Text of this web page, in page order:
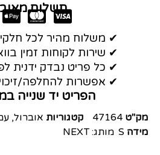
תשלום
✔ משלוח מהיר לכל
✔ שירות לקוחות זמין
✔ כל פריט נבדק ידנית
✔ אפשרות להחלפה/
הפריט יד שנייה
מק"ט 47164 קטגוריות אוברול,
מידה S מותג:NEXT